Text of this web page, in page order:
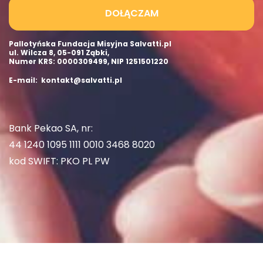
DOŁĄCZAM
Pallotyńska Fundacja Misyjna Salvatti.pl
ul. Wilcza 8, 05-091 Ząbki,
Numer KRS: 0000309499, NIP 1251501220
E-mail: kontakt@salvatti.pl
Bank Pekao SA, nr:
44 1240 1095 1111 0010 3468 8020
kod SWIFT: PKO PL PW